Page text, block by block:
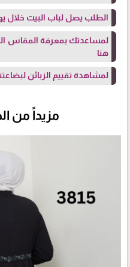
الطلب يصل لباب البيت خلال
لمساعدتك بمعرفة المقاس
هنا
لمشاهدة تقييم الزبائن
مزيداً من